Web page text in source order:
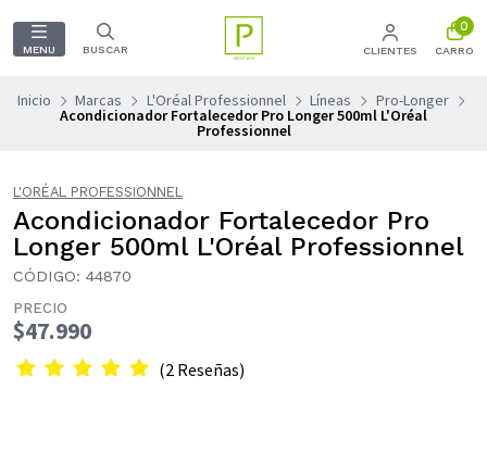
MENU BUSCAR CLIENTES
0
CARRO
Inicio Marcas L'Oréal Professionnel Líneas Pro-Longer
Acondicionador Fortalecedor Pro Longer 500ml L'Oréal
Professionnel
L'ORÉAL PROFESSIONNEL
Acondicionador Fortalecedor Pro
Longer 500ml L'Oréal Professionnel
CÓDIGO: 44870
PRECIO
$47.990
(2 Reseñas)